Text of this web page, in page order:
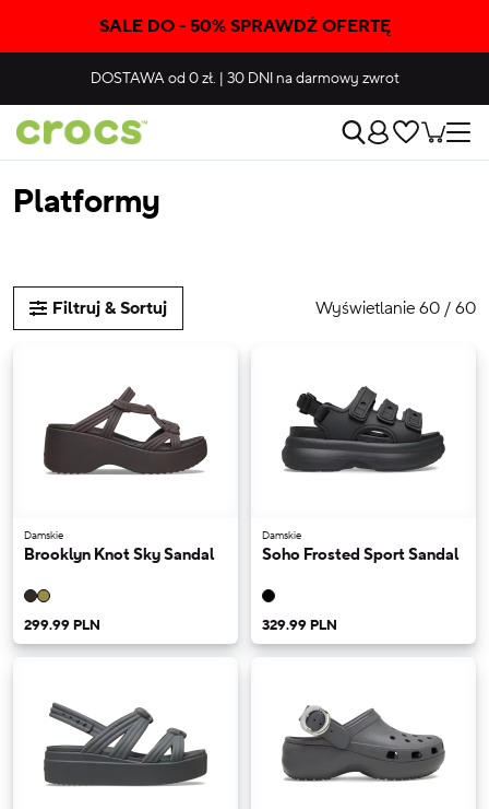
SALE DO - 50% SPRAWDŹ OFERTĘ
DOSTAWAod 0 zł. | 30 DNIna darmowy zwrot
Platformy
Filtruj & Sortuj Wyświetlanie 60 / 60
Damskie
Brooklyn Knot Sky Sandal
299.99 PLN
Damskie
Soho Frosted Sport Sandal
329.99 PLN